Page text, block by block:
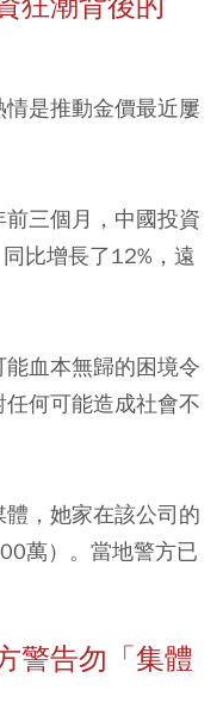
是推動金價最近屢
三個月，中國投資
比增長了12%，遠
血本無歸的困境令
何可能造成社會不
，她家在該公司的
萬）。當地警方已
警告勿「集體